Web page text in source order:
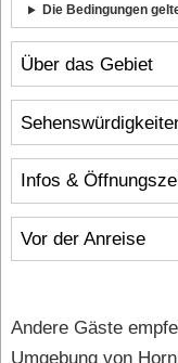
Über das Gebiet
Infos &
Vor der Anreise
Die Bedingungen
Andere Gäste
Umgebung von